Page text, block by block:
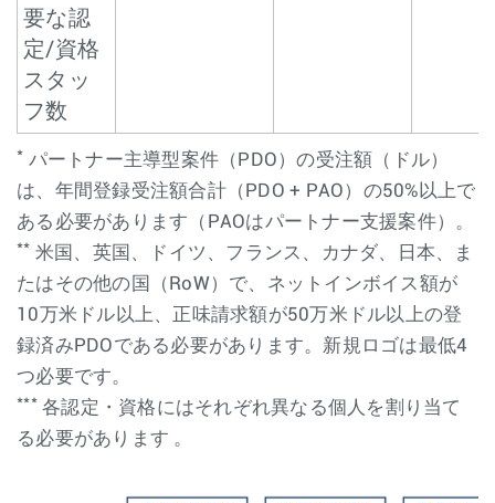
要な認
定/資格
スタッ
フ数
* パートナー主導型案件（PDO）の受注額（ドル）
は、年間登録受注額合計（PDO + PAO）の50%以上で
ある必要があります（PAOはパートナー支援案件）。
** 米国、英国、ドイツ、フランス、カナダ、日本、ま
たはその他の国（RoW）で、ネットインボイス額が
10万米ドル以上、正味請求額が50万米ドル以上の登
録済みPDOである必要があります。新規ロゴは最低4
つ必要です。
*** 各認定・資格にはそれぞれ異なる個人を割り当て
る必要があります 。